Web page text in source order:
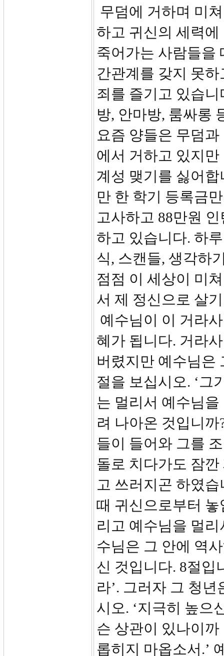
무덤에 거하며 미
하고 귀신의 세력
죽어가는 사람들을
간관계를 갖지 못
죄를 즐기고 있습
방, 안마방, 룸싸롱
요즘 양들은 무덤
에서 거하고 있지
계성 맺기를 싫어
만 한 학기 등록금
고사하고 88만원
하고 있습니다. 하
식, 스캔들, 생각하
점점 이 세상이 미
서 제 정신으로 살
예수님이 이 거라
혜가 됩니다. 거라
버렸지만 예수님은
절을 보십시오. ‘그
는 멀리서 예수님
려 나아온 것입니
들이 들어와 그를
돌로 치다가도 잠
고 쓰러지곤 하였
때 귀신으로부터
리고 예수님을 멀
수님은 그 안에 역
신 것입니다. 8절입
라’. 그러자 그 청
시오. ‘지극히 높으
슨 상관이 있나이
롭히지 마옵소서.’